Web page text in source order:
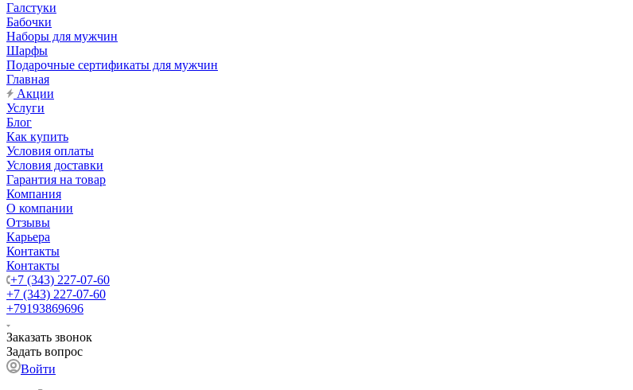
Галстуки
Бабочки
Наборы для мужчин
Шарфы
Подарочные сертификаты для мужчин
Главная
Акции
Услуги
Блог
Как купить
Условия оплаты
Условия доставки
Гарантия на товар
Компания
О компании
Отзывы
Карьера
Контакты
Контакты
+7 (343) 227-07-60
+7 (343) 227-07-60
+79193869696
Заказать звонок
Задать вопрос
Войти